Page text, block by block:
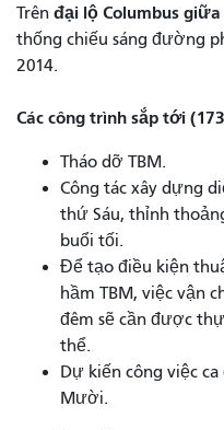
Trên đại lộ Columbus
thống chiếu sáng đường
2014.
Các công trình sắp tới
Tháo dỡ TBM.
Công tác xây dựng
thứ Sáu, thỉnh
buổi tối.
Để tạo điều kiện
hầm TBM, việc vận
đêm sẽ cần được
thể.
Dự kiến ​​công việc
Mười.